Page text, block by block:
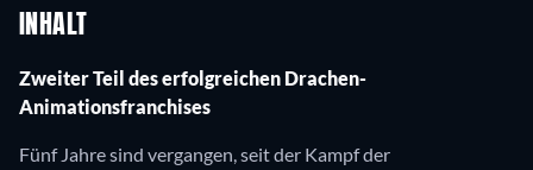
INHALT
Zweiter Teil des erfolgreichen Drachen-
Animationsfranchises
Fünf Jahre sind vergangen, seit der Kampf der